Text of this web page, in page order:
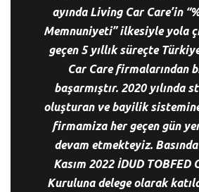
ayında Living Car Care’in
Memnuniyeti” ilkesiyle yola
geçen 5 yıllık süreçte
Car Care firmalarından
başarmıştır. 2020 yılında
oluşturan ve bayilik
firmamiza her geçen gün
devam etmekteyiz.
Kasım 2022 İDUD TOBFED
Kuruluna delege olarak